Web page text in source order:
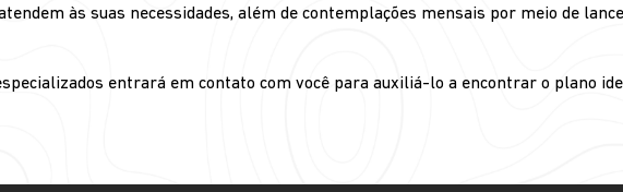
às suas necessidades, além de contemplações mensais por meio de
entrará em contato com você para auxiliá-lo a encontrar o plano